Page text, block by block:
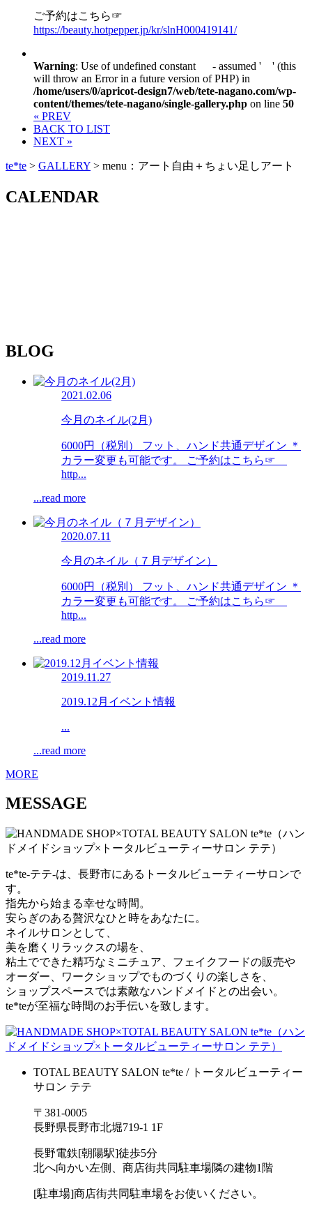
ご予約はこちら☞
https://beauty.hotpepper.jp/kr/slnH000419141/
Warning: Use of undefined constant - assumed ' ' (this
will throw an Error in a future version of PHP) in
/home/users/0/apricot-design7/web/tete-nagano.com/wp-
content/themes/tete-nagano/single-gallery.php on line 50
« PREV
BACK TO LIST
NEXT »
te*te > GALLERY > menu：アート自由＋ちょい足しアート
CALENDAR
BLOG
2021.02.06
今月のネイル(2月)
6000円（税別） フット、ハンド共通デザイン ＊
カラー変更も可能です。 ご予約はこちら☞
http...
...read more
2020.07.11
今月のネイル（７月デザイン）
6000円（税別） フット、ハンド共通デザイン ＊
カラー変更も可能です。 ご予約はこちら☞
http...
...read more
2019.11.27
2019.12月イベント情報
...
...read more
MORE
MESSAGE
te*te-テテ-は、長野市にあるトータルビューティーサロンで
す。
指先から始まる幸せな時間。
安らぎのある贅沢なひと時をあなたに。
ネイルサロンとして、
美を磨くリラックスの場を、
粘土でできた精巧なミニチュア、フェイクフードの販売や
オーダー、ワークショップでものづくりの楽しさを、
ショップスペースでは素敵なハンドメイドとの出会い。
te*teが至福な時間のお手伝いを致します。
TOTAL BEAUTY SALON te*te / トータルビューティー
サロン テテ
〒381-0005
長野県長野市北堀719-1 1F
長野電鉄[朝陽駅]徒歩5分
北へ向かい左側、商店街共同駐車場隣の建物1階
[駐車場]商店街共同駐車場をお使いください。